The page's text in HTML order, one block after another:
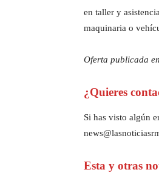
en taller y
maquinaria o
Oferta publicada
¿Quieres
Si has visto algún
Esta y otras